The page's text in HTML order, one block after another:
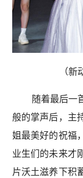
（新
随着最后一
般的掌声后，主
姐最美好的祝福，
业生们的未来才
片沃土滋养下积